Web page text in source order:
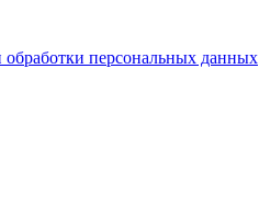
персональных данных